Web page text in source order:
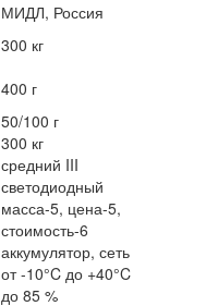
МИДЛ, Россия
300 кг
400 г
50/100 г
300 кг
средний III
светодиодный
масса-5, цена-5,
стоимость-6
аккумулятор, сеть
от -10°C до +40°C
до 85 %